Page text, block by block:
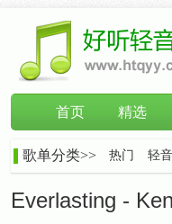
首页 精选
歌单分类>> 热门 轻
Everlasting -